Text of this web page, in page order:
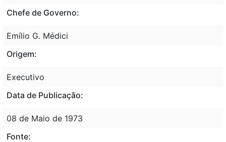
Chefe de Governo:
Emílio G. Médici
Origem:
Executivo
Data de Publicação:
08 de Maio de 1973
Fonte: